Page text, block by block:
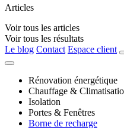
Articles
Voir tous les articles
Voir tous les résultats
Le blog Contact Espace client
Rénovation énergétique
Chauffage &
Isolation
Portes & Fenêtres
Borne de recharge